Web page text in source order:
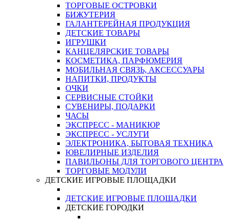
ТОРГОВЫЕ ОСТРОВКИ
БИЖУТЕРИЯ
ГАЛАНТЕРЕЙНАЯ ПРОДУКЦИЯ
ДЕТСКИЕ ТОВАРЫ
ИГРУШКИ
КАНЦЕЛЯРСКИЕ ТОВАРЫ
КОСМЕТИКА, ПАРФЮМЕРИЯ
МОБИЛЬНАЯ СВЯЗЬ, АКСЕССУАРЫ
НАПИТКИ, ПРОДУКТЫ
ОЧКИ
СЕРВИСНЫЕ СТОЙКИ
СУВЕНИРЫ, ПОДАРКИ
ЧАСЫ
ЭКСПРЕСС - МАНИКЮР
ЭКСПРЕСС - УСЛУГИ
ЭЛЕКТРОНИКА, БЫТОВАЯ ТЕХНИКА
ЮВЕЛИРНЫЕ ИЗДЕЛИЯ
ПАВИЛЬОНЫ ДЛЯ ТОРГОВОГО ЦЕНТРА
ТОРГОВЫЕ МОДУЛИ
ДЕТСКИЕ ИГРОВЫЕ ПЛОЩАДКИ
ДЕТСКИЕ ИГРОВЫЕ ПЛОЩАДКИ
ДЕТСКИЕ ГОРОДКИ